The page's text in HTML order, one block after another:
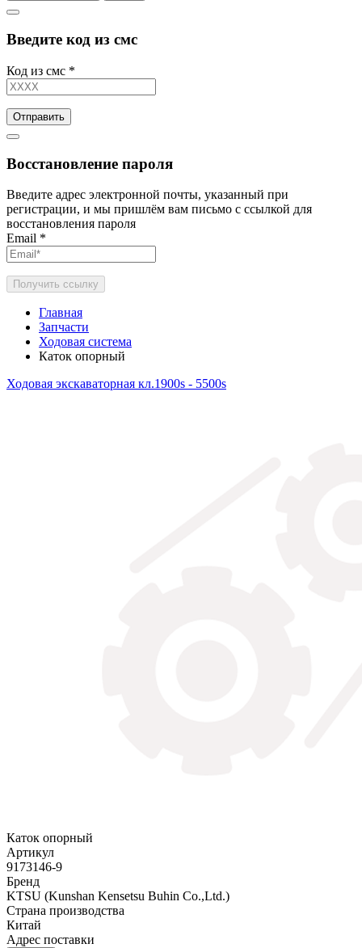
Введите код из смс
Код из смс *
Отправить
Восстановление пароля
Введите адрес электронной почты, указанный при
регистрации, и мы пришлём вам письмо с ссылкой для
восстановления пароля
Email *
Получить ссылку
Главная
Запчасти
Ходовая система
Каток опорный
Ходовая экскаваторная кл.1900s - 5500s
Каток опорный
Артикул
9173146-9
Бренд
KTSU (Kunshan Kensetsu Buhin Co.,Ltd.)
Страна производства
Китай
Адрес поставки